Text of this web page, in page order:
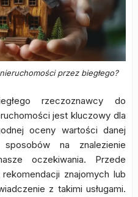
przez biegłego?
rzeczoznawcy do
jest kluczowy dla
oceny wartości danej
na znalezienie
oczekiwania. Przede
znajomych lub
z takimi usługami.